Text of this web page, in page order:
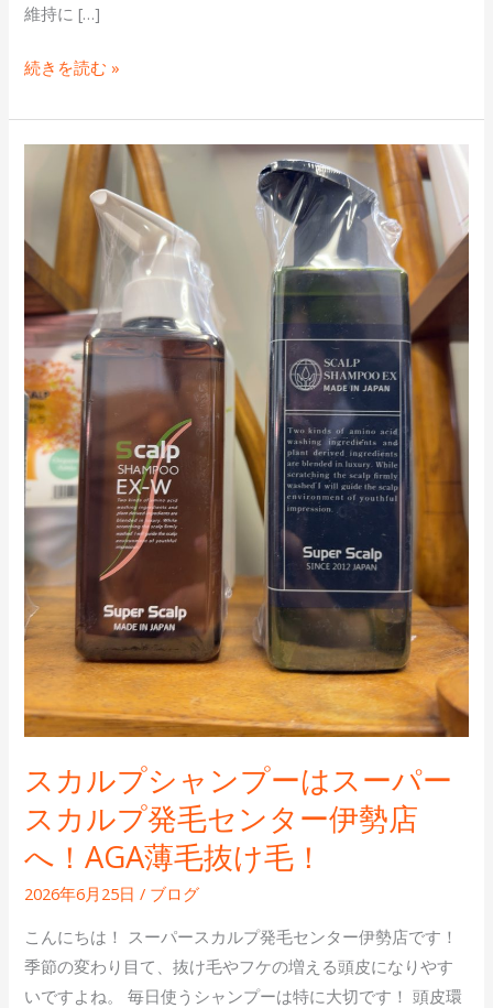
維持に […]
続きを読む »
スカルプシャンプーはスーパー
スカルプ発毛センター伊勢店
へ！AGA薄毛抜け毛！
2026年6月25日/ ブログ
こんにちは！ スーパースカルプ発毛センター伊勢店です！
季節の変わり目て、抜け毛やフケの増える頭皮になりやす
いですよね。 毎日使うシャンプーは特に大切です！ 頭皮環
プ
シ
ャ
ン
プ
ー
は
ス
ー
パ
ー
ス
カ
ル
プ
毛
ン
タ
勢
店
へ！
AGA